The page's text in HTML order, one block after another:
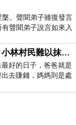
。聲聞弟子雖復發言
聲聞弟子說言如來入
八八風災上的父親節，小林村民難以抹滅的痛
好的日子，爸爸就是
去賺錢，媽媽則是處
只有人品才